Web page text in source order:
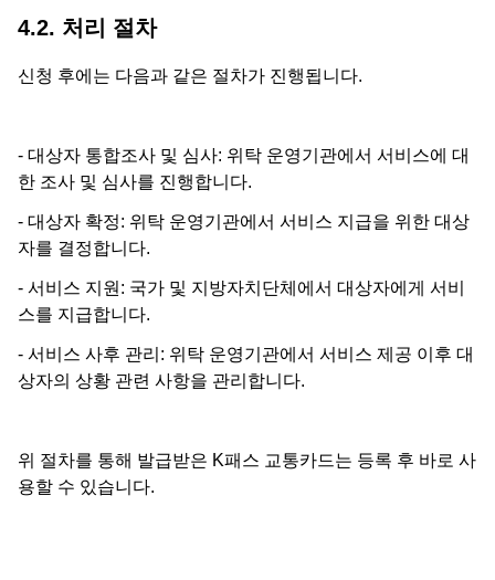
4.2. 처리 절차
신청 후에는 다음과 같은 절차가 진행됩니다.
- 대상자 통합조사 및 심사: 위탁 운영기관에서 서비스에 대
한 조사 및 심사를 진행합니다.
- 대상자 확정: 위탁 운영기관에서 서비스 지급을 위한 대상
자를 결정합니다.
- 서비스 지원: 국가 및 지방자치단체에서 대상자에게 서비
스를 지급합니다.
- 서비스 사후 관리: 위탁 운영기관에서 서비스 제공 이후 대
상자의 상황 관련 사항을 관리합니다.
위 절차를 통해 발급받은 K패스 교통카드는 등록 후 바로 사
용할 수 있습니다.